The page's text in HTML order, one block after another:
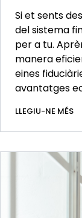
Si et sents
del sistema
per a tu.
manera
eines
avantatges
LLEGIU-NE MÉS